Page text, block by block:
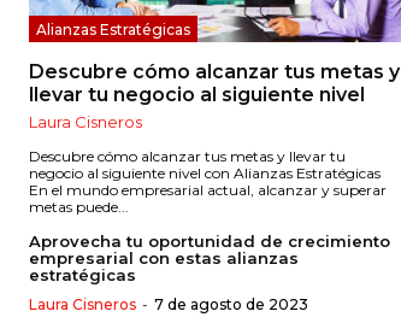
Alianzas Estratégicas
Descubre cómo alcanzar tus metas y
llevar tu negocio al siguiente nivel
Laura Cisneros
Descubre cómo alcanzar tus metas y llevar tu
negocio al siguiente nivel con Alianzas Estratégicas
En el mundo empresarial actual, alcanzar y superar
metas puede...
Aprovecha tu oportunidad de crecimiento
empresarial con estas alianzas
estratégicas
Laura Cisneros - 7 de agosto de 2023